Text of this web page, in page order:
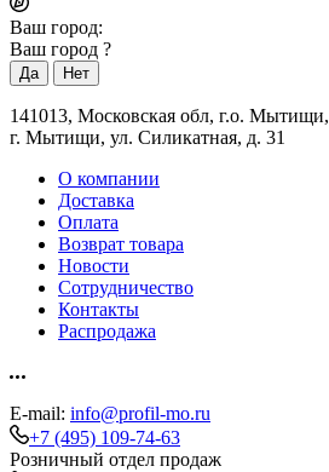
Ваш город:
Ваш город ?
141013, Московская обл, г.о. Мытищи,
г. Мытищи, ул. Силикатная, д. 31
О компании
Доставка
Оплата
Возврат товара
Новости
Сотрудничество
Контакты
Распродажа
E-mail: info@profil-mo.ru
+7 (495) 109-74-63
Розничный отдел продаж